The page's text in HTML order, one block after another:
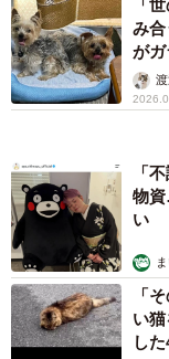
「
み
が
「
物
い
「
い
し